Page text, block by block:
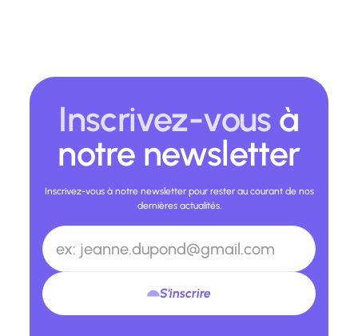
Inscrivez-vous à
notre newsletter
Inscrivez-vous à notre newsletter pour rester au courant de nos
dernières actualités.
S'inscrire